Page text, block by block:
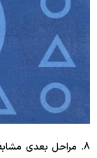
8. مراحل بعدی